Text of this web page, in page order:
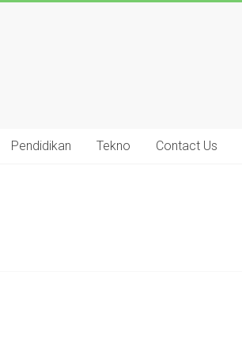
Pendidikan Tekno Contact Us